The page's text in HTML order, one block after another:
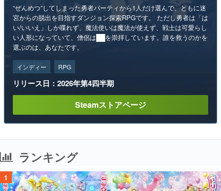
“ぜんめつ”してしまった勇者パーティから1人だけ選んで、ともに迷
宮からの脱出を目指すダンジョン探索RPGです。 ただし勇者は「は
い/いいえ」しか喋れず、魔法使いは魔法が使えず、戦士は可愛らし
い人形になっていて、僧侶は██を崇拝しています。誰を救うのかを
選ぶのは、あなたです。
インディー RPG
リリース日：2026年第4四半期
Steamストアページ
ランキング
1